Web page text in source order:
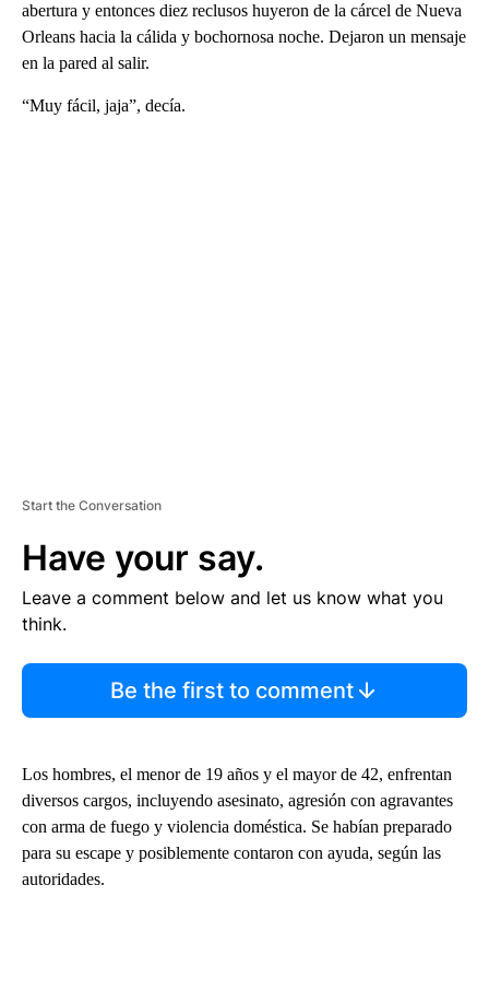
abertura y entonces diez reclusos huyeron de la cárcel de Nueva
Orleans hacia la cálida y bochornosa noche. Dejaron un mensaje
en la pared al salir.
“Muy fácil, jaja”, decía.
Start the Conversation
Have your say.
Leave a comment below and let us know what you
think.
Be the first to comment
Los hombres, el menor de 19 años y el mayor de 42, enfrentan
diversos cargos, incluyendo asesinato, agresión con agravantes
con arma de fuego y violencia doméstica. Se habían preparado
para su escape y posiblemente contaron con ayuda, según las
autoridades.